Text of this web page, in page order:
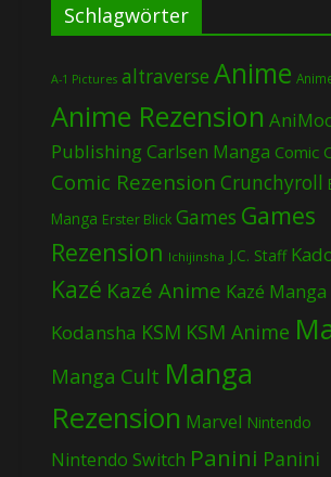
Schlagwörter
A-1 Pictures altraverse Anime
Anime Rezension
PublishingCarlsen Manga Comic
Comic Rezension Crunchyroll
Manga Erster Blick Games Games
Rezension Ichijinsha J.C. Staff
Kazé Kazé Anime Kazé Manga
Kodansha KSM KSM Anime
Manga Cult Manga
Rezension Marvel Nintendo
Nintendo Switch Panini Panini